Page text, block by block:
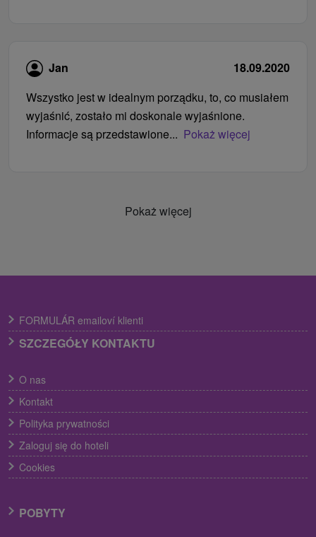
Jan
18.09.2020
Wszystko jest w idealnym porządku, to, co musiałem
wyjaśnić, zostało mi doskonale wyjaśnione.
Informacje są przedstawione... Pokaż więcej
Pokaż więcej
FORMULÁR emailoví klienti
SZCZEGÓŁY KONTAKTU
O nas
Kontakt
Polityka prywatności
Zaloguj się do hoteli
Cookies
POBYTY